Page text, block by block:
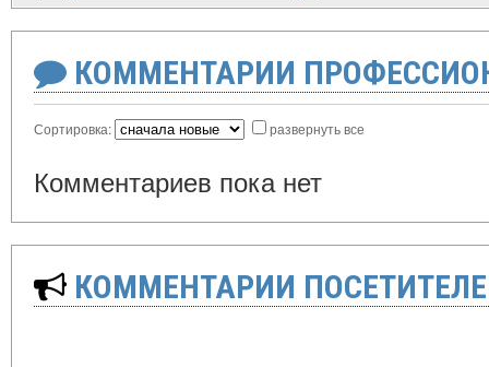
КОММЕНТАРИИ
Сортировка: развернуть все
Комментариев пока нет
КОММЕНТАРИИ